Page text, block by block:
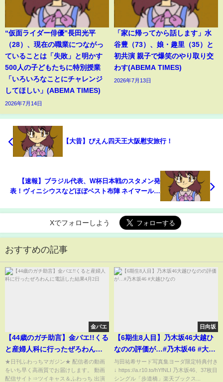
“仮面ライダー俳優”長田光平
（28）、現在の職業につながっ
ていることは「失敗」と明かす
500人の子どもたちに特別授業
「いろいろなことにチャレンジ
してほしい」(ABEMA TIMES)
2026年7月14日
「家に帰ってから話します」水
谷豊（73）、娘・趣里（35）と
初共演 親子で爆笑のやり取り交
わす(ABEMA TIMES)
2026年7月13日
【大昔】ぴえん四天王大阪慰安旅行！
【速報】ブラジル代表、W杯日本戦のスタメン発
表！ヴィニシウスなどほぼベスト布陣 ネイマールは
Xでフォローしよう
おすすめの記事
金バエ
【44歳のガチ助言】金バエ!!くる
と産婦人科に行ったぜろわんに
電話した結果4月2日
★日刊ふわっちマガジン★ 配信者の動画
をいち早く高画質でお届けします。 動画
配信サイト⇒ツイキャス＆ふわっち 出演
日向坂
【6期生8人目】乃木坂46大越ひ
なのの評価が…#乃木坂46 #大越
ひなの
与田祐希サード写真集ヨーダ限定特典付き
↓ https://a.r10.to/hYfNLI 乃木坂46、37枚目
シングル「歩道橋」楽天ブックス...